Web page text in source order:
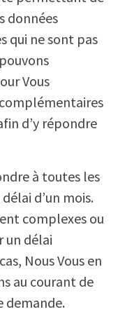
données
qui ne sont pas
Vous
d’y répondre
à toutes les
d’un mois.
complexes ou
un délai
Nous Vous en
au courant de
demande.